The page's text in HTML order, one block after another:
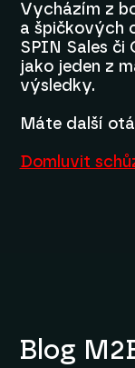
Vycházím z
a špičkových
SPIN Sales či
jako jeden z
výsledky.
Máte další
Domluvit
Blog